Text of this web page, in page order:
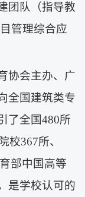
团队（指导教
管理综合应
协会主办、广
全国建筑类专
了全国480所
校367所、
部中国高等
是学校认可的